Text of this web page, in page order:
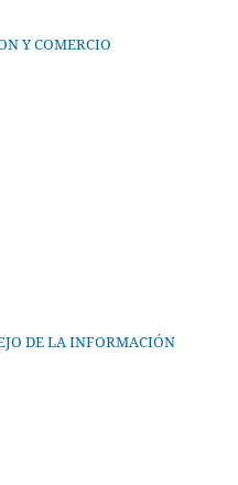
Y COMERCIO
DE LA INFORMACIÓN